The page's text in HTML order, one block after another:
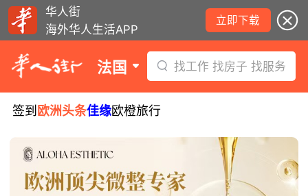
华人街
海外华人生活APP
立即下载
法国 找工作 找房子 找服务
签到 欧洲头条佳缘欧橙旅行